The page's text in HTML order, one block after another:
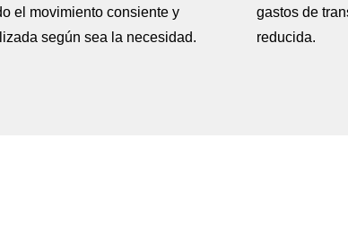
el movimiento consiente y
según sea la necesidad.
gastos de
reducida.